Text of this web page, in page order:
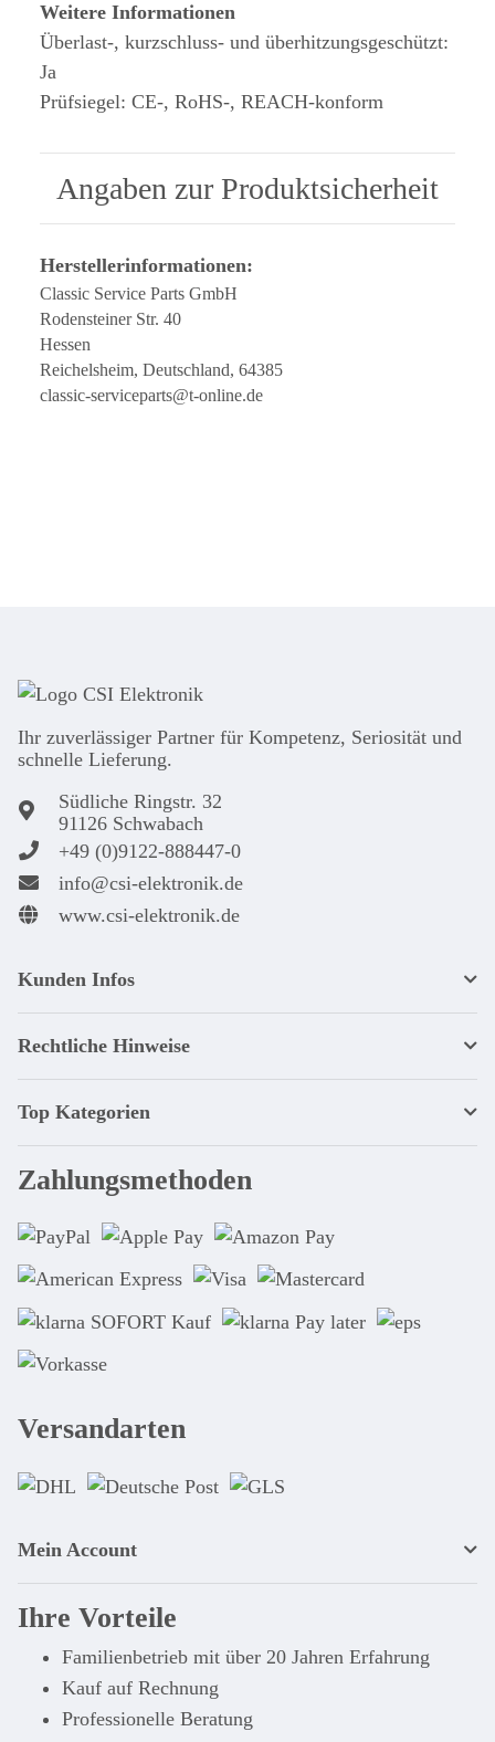
Weitere Informationen
Überlast-, kurzschluss- und überhitzungsgeschützt:
Ja
Prüfsiegel: CE-, RoHS-, REACH-konform
Angaben zur Produktsicherheit
Herstellerinformationen:
Classic Service Parts GmbH
Rodensteiner Str. 40
Hessen
Reichelsheim, Deutschland, 64385
classic-serviceparts@t-online.de
Ihr zuver­läs­siger Partner für Kom­pe­tenz, Seri­osi­tät und
schnel­le Lie­ferung.
Südliche Ringstr. 32
91126 Schwabach
+49 (0)9122-888447-0
info@csi-elektronik.de
www.csi-elektronik.de
Kunden Infos
Rechtliche Hinweise
Top Kategorien
Zahlungsmethoden
Versandarten
Mein Account
Ihre Vorteile
Familienbetrieb mit über 20 Jahren Erfahrung
Kauf auf Rechnung
Professionelle Beratung